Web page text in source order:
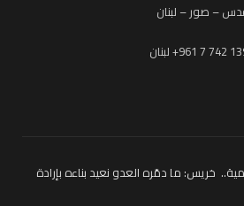
– صور – لبنان
خريس: ما دمّره العدو نعيد بناءه بإرادة